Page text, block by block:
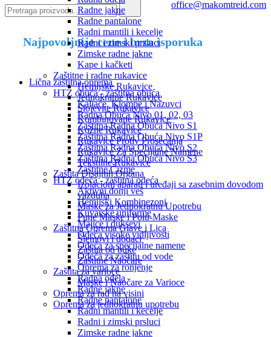
Radne jakne
Radne pantalone
Radni mantili i kecelje
Radni i zimski prsluci
Zimske radne jakne
Kape i kačketi
Zaštitne i radne rukavice
Hemijske Rukavice
Jednokratne Rukavice
Slojevite Rukavice
Kombinovane Rukavice
Kožne Rukavice
Rukavice Protiv Prosecanja
Rukavice Za Specijalne Namene
Tekstilne Rukavice
Zaštita Disajnih Organa
Izolacioni aparati i uređaji sa zasebnim dovodom
vazduha
Maske za Jednokratnu Upotrebu
Pune Maske i Polu-Maske
Zaštitna Oprema Glave i Lica
Šlemovi i dodaci
Zaštita od buke
Zaštitne Naočare
Zaštita za varioce
Maske i Naočare za Varioce
Oprema za rad na visini
Oprema za jednokratnu upotrebu
office@makomtreid.com
Najpovoljnije cene i brza isporuka
Lična zaštitna oprema
HTZ obuća - zaštitna obuća
Kaljače, Klompe i Nazuvci
Radna Obuća Nivo 01, 02, 03
Zaštitna Radna Obuća Nivo S1
Zaštitna Radna Obuća Nivo S1P
Zaštitna Radna Obuća Nivo S2
Zaštitna Radna Obuća Nivo S3
Zaštitne Čizme
HTZ odeća - zaštitna odeća
Aktivni donji veš
Hemijski Kombinezoni
Kuvarske uniforme
Majice i duksevi
Odeća visoke vidljivosti
Odeća za specijalne namene
Odeća za zaštitu od vode
Oprema za ronjenje
Radna odela
Radne jakne
Radne pantalone
Radni mantili i kecelje
Radni i zimski prsluci
Zimske radne jakne